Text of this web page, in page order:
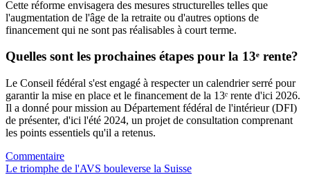
Cette réforme envisagera des mesures structurelles telles que
l'augmentation de l'âge de la retraite ou d'autres options de
financement qui ne sont pas réalisables à court terme.
Quelles sont les prochaines étapes pour la 13ᵉ rente?
Le Conseil fédéral s'est engagé à respecter un calendrier serré pour
garantir la mise en place et le financement de la 13ᵉ rente d'ici 2026.
Il a donné pour mission au Département fédéral de l'intérieur (DFI)
de présenter, d'ici l'été 2024, un projet de consultation comprenant
les points essentiels qu'il a retenus.
Commentaire
Le triomphe de l'AVS bouleverse la Suisse